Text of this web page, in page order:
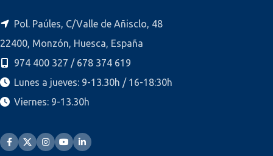
Pol. Paúles, C/Valle de Añisclo, 48
22400, Monzón, Huesca, España
974 400 327 / 678 374 619
Lunes a jueves: 9-13.30h / 16-18:30h
Viernes: 9-13.30h